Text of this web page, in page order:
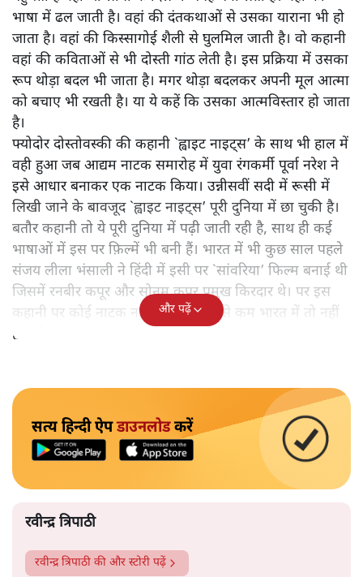
भाषा में ढल जाती है। वहां की दंतकथाओं से उसका याराना भी हो
जाता है। वहां की किस्सागोई शैली से घुलमिल जाती है। वो कहानी
वहां की कविताओं से भी दोस्ती गांठ लेती है। इस प्रक्रिया में उसका
रूप थोड़ा बदल भी जाता है। मगर थोड़ा बदलकर अपनी मूल आत्मा
को बचाए भी रखती है। या ये कहें कि उसका आत्मविस्तार हो जाता
है।
फ्योदोर दोस्तोवस्की की कहानी `ह्वाइट नाइट्स’ के साथ भी हाल में
वही हुआ जब आद्यम नाटक समारोह में युवा रंगकर्मी पूर्वा नरेश ने
इसे आधार बनाकर एक नाटक किया। उन्नीसवीं सदी में रूसी में
लिखी जाने के बावजूद `ह्वाइट नाइट्स’ पूरी दुनिया में छा चुकी है।
बतौर कहानी तो ये पूरी दुनिया में पढ़ी जाती रही है, साथ ही कई
भाषाओं में इस पर फ़िल्में भी बनी हैं। भारत में भी कुछ साल पहले
संजय लीला भंसाली ने हिंदी में इसी पर `सांवरिया’ फिल्म बनाई थी
जिसमें रनबीर कपूर और सोनम कपूर प्रमुख किरदार थे। पर इस
कहानी पर कोई नाटक नहीं हुआ है। कम से कम भारत में तो नहीं
हुआ है।
और पढ़ें
सत्य हिन्दी ऐपडाउनलोडकरें
रवीन्द्र त्रिपाठी
रवीन्द्र त्रिपाठी की और स्टोरी पढ़ें